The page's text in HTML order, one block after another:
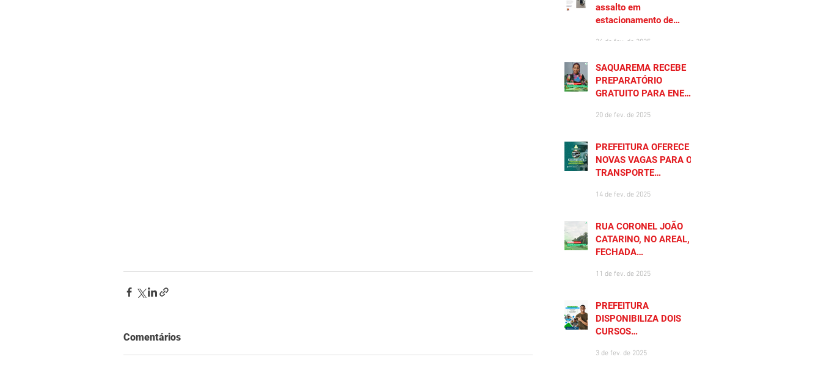
Comentários
assalto em
estacionamento de
26 de fev. de 2025
SAQUAREMA RECEBE
PREPARATÓRIO
GRATUITO PARA ENEM
20 de fev. de 2025
PREFEITURA OFERECE
NOVAS VAGAS PARA O
TRANSPORTE
14 de fev. de 2025
RUA CORONEL JOÃO
CATARINO, NO AREAL, É
FECHADA
11 de fev. de 2025
PREFEITURA
DISPONIBILIZA DOIS
CURSOS
GRATUITOS PARA
3 de fev. de 2025